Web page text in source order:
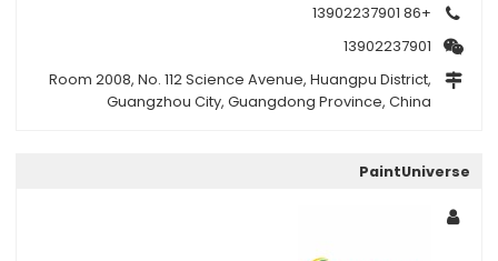
+86 13902237901
13902237901
Room 2008, No. 112 Science Avenue, Huangpu District,
Guangzhou City, Guangdong Province, China
PaintUniverse